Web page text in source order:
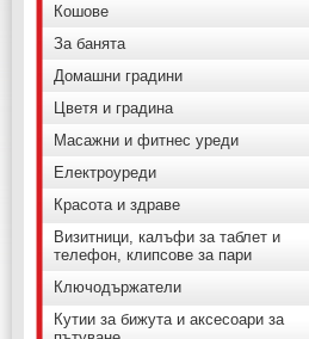
Кошове
За банята
Домашни градини
Цветя и градина
Масажни и фитнес уреди
Електроуреди
Красота и здраве
Визитници, калъфи за таблет и
телефон, клипсове за пари
Ключодържатели
Кутии за бижута и аксесоари за